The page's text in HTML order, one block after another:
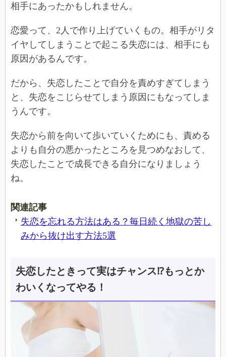
相手にあったかもしれません。
恋愛って、2人で作り上げていくもの。相手がリタ
イヤしてしまうことで起こる失恋には、相手にも
原因があるんです。
だから、失恋したことで自分を責めすぎてしまう
と、失恋をこじらせてしまう原因にもなってしま
うんです。
失恋から前を向いて歩いていくためにも、責める
よりも自分の悪かったところを見つめなおして、
失恋したことで成長できる自分になりましょう
ね。
関連記事
失恋を忘れる方法はある？毎日続く地獄の苦し
みから抜け出す方法5選
失恋したときって実はチャンス⁉もっとか
わいくなってやる！